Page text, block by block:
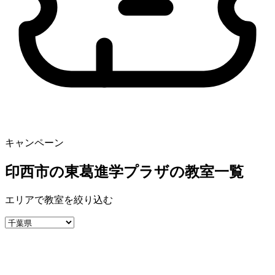
キャンペーン
印西市の東葛進学プラザの教室一覧
エリアで教室を絞り込む